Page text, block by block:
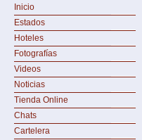
Inicio
Estados
Hoteles
Fotografías
Videos
Noticias
Tienda Online
Chats
Cartelera